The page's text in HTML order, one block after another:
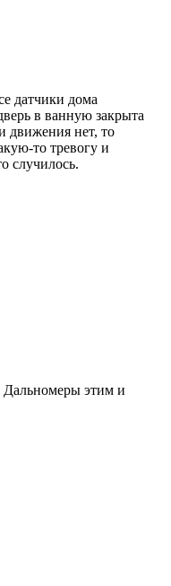
датчики дома
в ванную закрыта
движения нет, то
то тревогу и
случилось.
Дальномеры этим и